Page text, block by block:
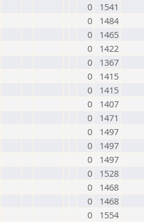
0
1541
0
1484
0
1465
0
1422
0
1367
0
1415
0
1415
0
1407
0
1471
0
1497
0
1497
0
1497
0
1528
0
1468
0
1468
0
1554